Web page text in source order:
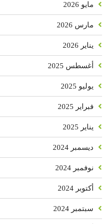
مايو 2026
مارس 2026
يناير 2026
أغسطس 2025
يوليو 2025
فبراير 2025
يناير 2025
ديسمبر 2024
نوفمبر 2024
أكتوبر 2024
سبتمبر 2024